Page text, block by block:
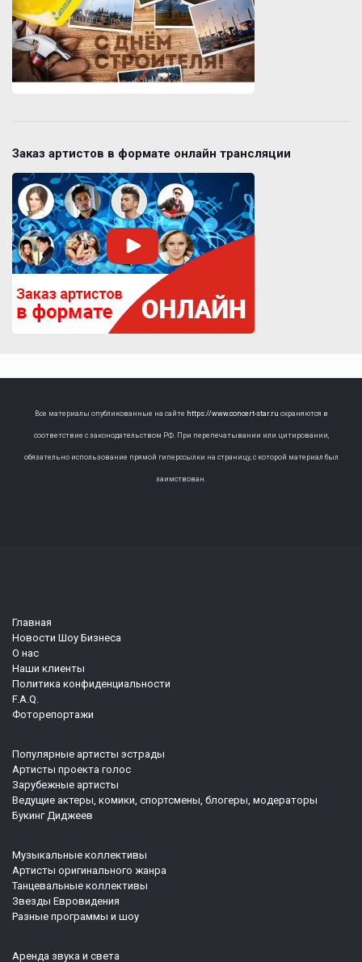
Заказ артистов в формате онлайн трансляции
Все материалы опубликованные на сайте https://www.concert-star.ru охраняются в
соответствие с законодательством РФ. При перепечатывании или цитировании,
обязательно использование прямой гиперссылки на страницу, с которой материал был
заимствован.
Главная
Новости Шоу Бизнеса
О нас
Наши клиенты
Политика конфиденциальности
F.A.Q.
Фоторепортажи
Популярные артисты эстрады
Артисты проекта голос
Зарубежные артисты
Ведущие актеры, комики, спортсмены, блогеры, модераторы
Букинг Диджеев
Музыкальные коллективы
Артисты оригинального жанра
Танцевальные коллективы
Звезды Евровидения
Разные программы и шоу
Аренда звука и света